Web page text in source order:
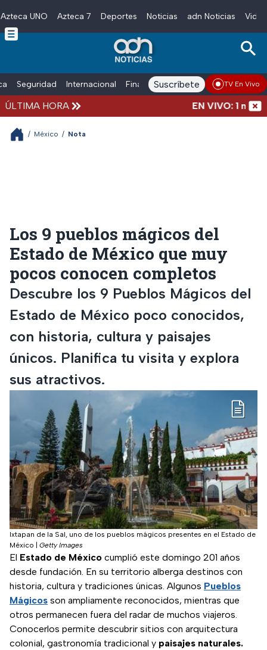
Skip to main content
Azteca UNO Azteca 7 Deportes Noticias adn Noticias
Seguridad Internacional Finanzas adn Noticias Radio
Suscríbete TV En Vivo
ÚLTIMA HORA EN VIVO: 1
/ México / Nota
Los 9 pueblos mágicos del
Estado de México que muy
pocos conocen completos
Descubre los 9 Pueblos Mágicos del
Estado de México poco conocidos,
con historia, cultura y paisajes
únicos. Planifica tu visita y explora
sus atractivos.
Ixtapan de la Sal, uno de los pueblos mágicos presentes en el Estado de
México
Getty Images
El Estado de México cumplió este domingo 201 años
desde fundación. En su territorio alberga destinos con
historia, cultura y tradiciones únicas. Algunos Pueblos
Mágicos son ampliamente reconocidos, mientras que
otros permanecen fuera del radar de muchos viajeros.
Conocerlos permite descubrir sitios con arquitectura
colonial, gastronomía tradicional y paisajes naturales.